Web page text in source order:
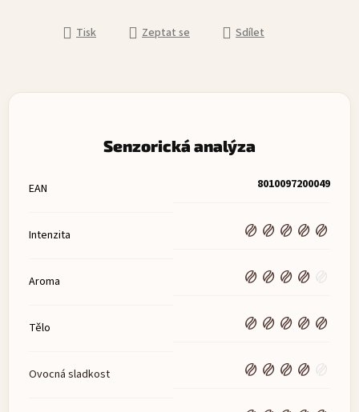
Tisk Zeptat se Sdílet
Senzorická analýza
EAN 8010097200049
Intenzita
Aroma
Tělo
Ovocná sladkost